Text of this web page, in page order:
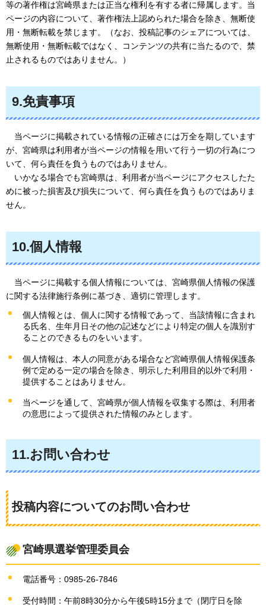
等の著作権は宮崎県または正当な権利を有する者に帰属します。当
ページの内容について、著作権法上認められた場合を除き、無断使
用・無断転載を禁じます。（なお、投稿記事のシェアについては、
無断使用・無断転載ではなく、コンテンツの共有に当たるので、禁
止されるものではありません。）
9.免責事項
当ページに掲載されている情報の正確さには万全を期しています
が、宮崎県は利用者が当ページの情報を用いて行う一切の行為につ
いて、何ら責任を負うものではありません。
いかなる場合でも宮崎県は、利用者が当ページにアクセスしたた
めに被った損害及び損失について、何ら責任を負うものではありま
せん。
10.個人情報
当ページに掲載する個人情報については、宮崎県個人情報の保護
に関する法律施行条例に基づき、適切に管理します。
個人情報とは、個人に関する情報であって、当該情報に含まれ
る氏名、生年月日その他の記述などにより特定の個人を識別す
ることのできるものをいいます。
個人情報は、本人の同意がある場合など宮崎県個人情報保護条
例で定める一定の場合を除き、明示した利用目的以外で利用・
提供することはありません。
当ページを通して、宮崎県が個人情報を収集する際は、利用者
の意思によって提供された情報のみとします。
11.お問い合わせ
投稿内容についてのお問い合わせ
宮崎県選挙管理委員会
電話番号：0985-26-7846
受付時間：午前8時30分から午後5時15分まで（閉庁日を除